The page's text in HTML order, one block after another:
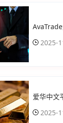
2025-
爱华中文
2025-